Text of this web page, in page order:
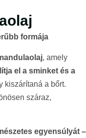
formája
, amely
el a sminket és a
kiszárítaná a bőrt.
száraz,
egyensúlyát –